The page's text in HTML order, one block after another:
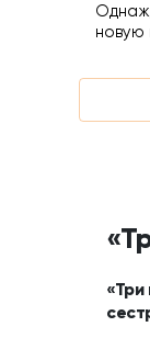
новую
«Три